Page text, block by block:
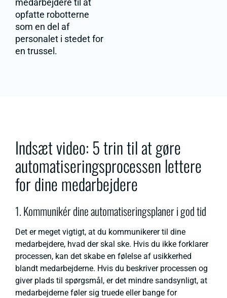
opfatte robotterne
som en del af
personalet i stedet for
en trussel.
Indsæt video: 5 trin til at gøre
automatiseringsprocessen lettere
for dine medarbejdere
1. Kommunikér dine automatiseringsplaner i god tid
Det er meget vigtigt, at du kommunikerer til dine
medarbejdere, hvad der skal ske. Hvis du ikke forklarer
processen, kan det skabe en følelse af usikkerhed
blandt medarbejderne. Hvis du beskriver processen og
giver plads til spørgsmål, er det mindre sandsynligt, at
medarbejderne føler sig truede eller bange for